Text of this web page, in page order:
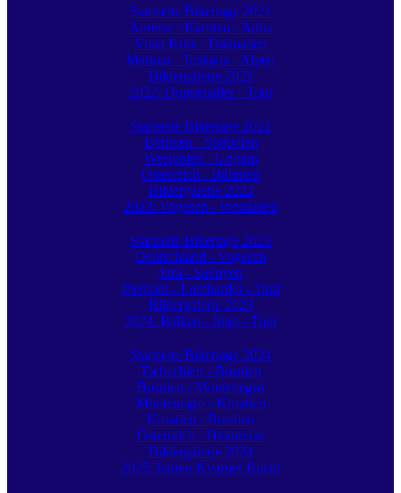
Startseite Bikertage 2021
Anreise - Kärnten - Adria
Vrata Krke - Dalmatien
Marken - Toskana - Alpen
Bildergalerie 2021
2022: Doppeladler - Tour
Startseite Bikertage 2022
Böhmen - Südpolen
Westpolen - Ungarn
Österreich - Böhmen
Bildergalerie 2022
2023: Vogesen - Westalpen
Startseite Bikertage 2023
Deutschland - Vogesen
Jura - Savoyen
Piemont - Lombardei - Tirol
Bildergalerie 2023
2024: Balkan - Jugo - Tour
Startseite Bikertage 2024
Tschechien - Bosnien
Bosnien - Montenegro
Montenegro - Kroatien
Kroatien - Bosnien
Österreich - Heimreise
Bildergalerie 2024
2025: Istrien-Kvarner Bucht